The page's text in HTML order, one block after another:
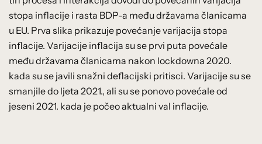
stopa inflacije i rasta BDP-a među državama članicama
u EU. Prva slika prikazuje povećanje varijacija stopa
inflacije. Varijacije inflacija su se prvi puta povećale
među državama članicama nakon lockdowna 2020.
kada su se javili snažni deflacijski pritisci. Varijacije su se
smanjile do ljeta 2021., ali su se ponovo povećale od
jeseni 2021. kada je počeo aktualni val inflacije.